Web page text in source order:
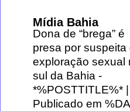
Mídia Bahia
Dona de “brega” é
presa por suspeita
exploração sexual
sul da Bahia -
*%POSTTITLE%* |
Publicado em